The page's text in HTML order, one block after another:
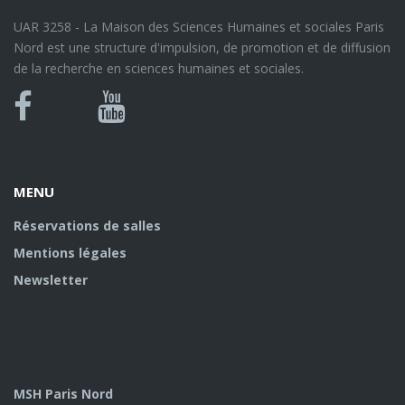
UAR 3258 - La Maison des Sciences Humaines et sociales Paris
Nord est une structure d'impulsion, de promotion et de diffusion
de la recherche en sciences humaines et sociales.
Bluesky
Canal
MENU
Réservations de salles
Mentions légales
Newsletter
MSH Paris Nord